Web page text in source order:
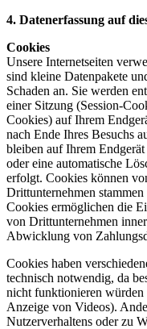
4. Datenerfassung auf
Cookies
Unsere Internetseiten
sind kleine Datenpakete
Schaden an. Sie werden
einer Sitzung (Session-
Cookies) auf Ihrem
nach Ende Ihres Besuchs
bleiben auf Ihrem Endgerät
oder eine automatische
erfolgt. Cookies können
Drittunternehmen
Cookies ermöglichen die
von Drittunternehmen
Abwicklung von
Cookies haben
technisch notwendig, da
nicht funktionieren
Anzeige von Videos).
Nutzerverhaltens oder zu